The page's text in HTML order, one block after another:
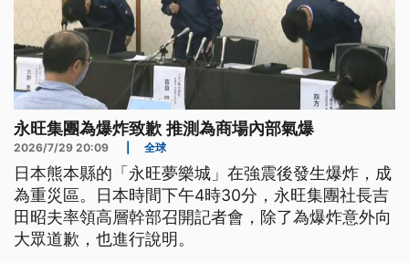
永旺集團為爆炸致歉 推測為商場內部氣爆
2026/7/29 20:09 全球
日本熊本縣的「永旺夢樂城」在強震後發生爆炸，成
為重災區。日本時間下午4時30分，永旺集團社長吉
田昭夫率領高層幹部召開記者會，除了為爆炸意外向
大眾道歉，也進行說明。